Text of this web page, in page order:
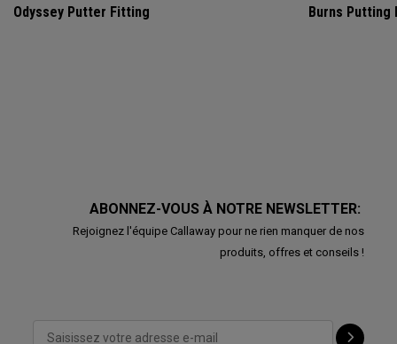
Odyssey Putter Fitting
Burns Putting
ABONNEZ-VOUS À NOTRE NEWSLETTER:
Rejoignez l'équipe Callaway pour ne rien manquer de nos
produits, offres et conseils !